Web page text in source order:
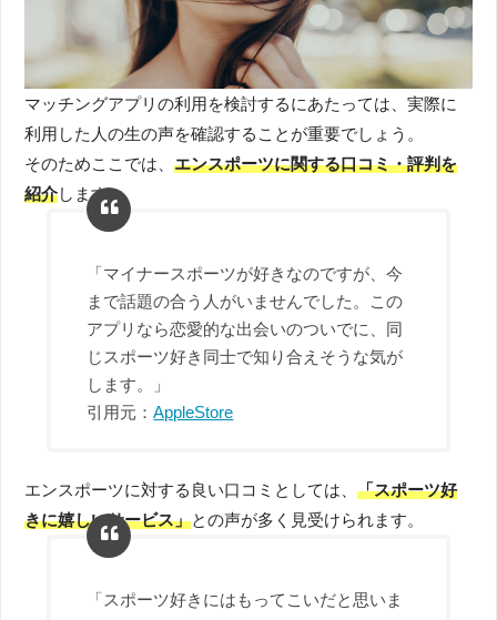
マッチングアプリの利用を検討するにあたっては、実際に
利用した人の生の声を確認することが重要でしょう。
そのためここでは、エンスポーツに関する口コミ・評判を
紹介します。
「マイナースポーツが好きなのですが、今
まで話題の合う人がいませんでした。この
アプリなら恋愛的な出会いのついでに、同
じスポーツ好き同士で知り合えそうな気が
します。」
引用元：AppleStore
エンスポーツに対する良い口コミとしては、「スポーツ好
きに嬉しいサービス」との声が多く見受けられます。
「スポーツ好きにはもってこいだと思いま